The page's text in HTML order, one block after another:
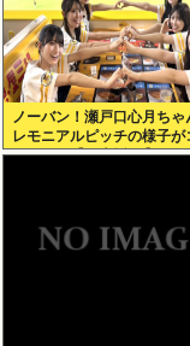
ノーバン！瀬戸口心月ちゃ
レモニアルピッチの様子が
ラ！！！【乃木坂46】